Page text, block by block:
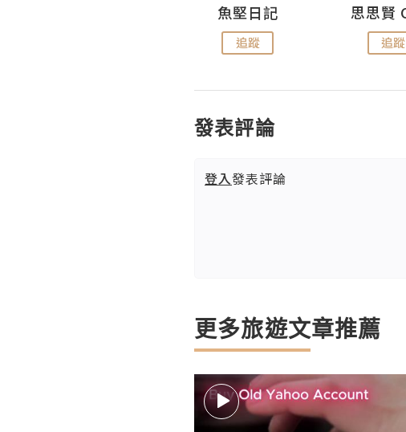
魚堅日記
追蹤 追蹤
發表評論
登入發表評論
更多旅遊文章推薦